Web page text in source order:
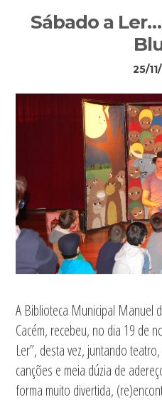
Sábado a
25/
A Biblioteca Municipal Manuel
Cacém, recebeu, no dia 19 de
Ler”, desta vez, juntando
canções e meia dúzia de
forma muito divertida,
Sidebar